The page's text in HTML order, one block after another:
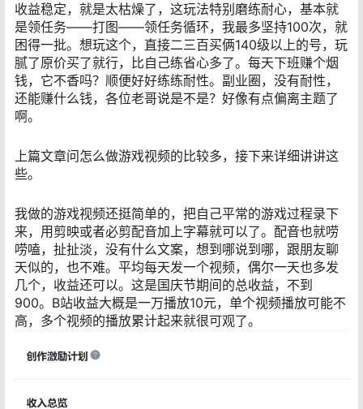
收益稳定，就是太枯燥了，这玩法特别磨练耐心，基本就
是领任务——打图——领任务循环，我最多坚持100次，就
困得一批。想玩这个，直接二三百买俩140级以上的号，玩
腻了原价买了就行，比自己练省心多了。每天下班赚个烟
钱，它不香吗？顺便好好练练耐性。副业圈，没有耐性，
还能赚什么钱，各位老哥说是不是？好像有点偏离主题了
啊。
上篇文章问怎么做游戏视频的比较多，接下来详细讲讲这
些。
我做的游戏视频还挺简单的，把自己平常的游戏过程录下
来，用剪映或者必剪配音加上字幕就可以了。配音也就唠
唠嗑，扯扯淡，没有什么文案，想到哪说到哪，跟朋友聊
天似的，也不难。平均每天发一个视频，偶尔一天也多发
几个，收益还可以。这是国庆节期间的总收益，不到
900。B站收益大概是一万播放10元，单个视频播放可能不
高，多个视频的播放累计起来就很可观了。